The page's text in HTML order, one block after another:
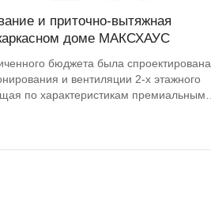
и приточно-вытяжная
доме МАКСХАУС
бюджета была спроектирована
и вентиляции 2-х этажного
по характеристикам премиальным